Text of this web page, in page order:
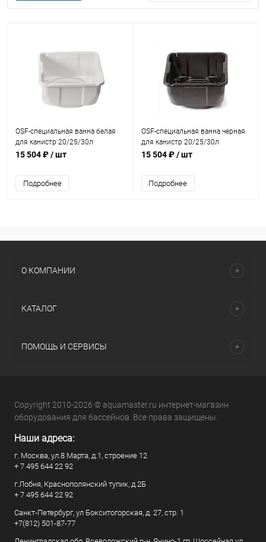
OSF-специальная ванна белая
для канистр 20/25/30л
(249.010.0310)
15 504 ₽/ шт
Подробнее
OSF-специальная ванна черная
для канистр 20/25/30л
(249.010.0300)
15 504 ₽/ шт
Подробнее
О КОМПАНИИ
КАТАЛОГ
ПОМОЩЬ И СЕРВИСЫ
Copyright 2010-2026 © aquamaster.ru интернет-магазин
оборудования для бассейнов. Все права защищены.
Наши адреса:
г. Москва, ул.8 Марта, д.1, строение 12
+ 7 495 644 22 92
г.Лобня, Краснополянский тупик, д.2Б
+ 7 495 644 22 92
Санкт-Петербург, ул Бокситогорская, д. 27, стр. 1
+7(812) 501-87-77